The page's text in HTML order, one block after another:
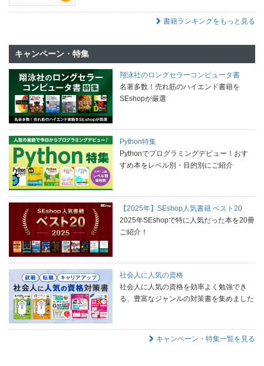
書籍ランキングをもっと見る
キャンペーン・特集
翔泳社のロングセラーコンピュータ書
名著多数！売れ筋のハイエンド書籍を
SEshopが厳選
Python特集
Pythonでプログラミングデビュー！おす
すめ本をレベル別・目的別にご紹介
【2025年】SEshop人気書籍 ベスト20
2025年SEshopで特に人気だった本を20冊
ご紹介！
社会人に人気の資格
社会人に人気の資格を効率よく勉強でき
る、豊富なジャンルの対策書を集めました
キャンペーン・特集一覧を見る